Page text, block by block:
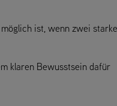
ist, wenn zwei starke
klaren Bewusstsein dafür